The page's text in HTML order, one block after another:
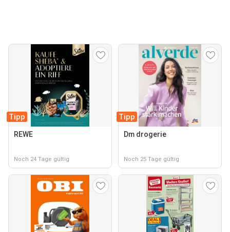
Tipp
REWE
Noch 24 Tage gültig
Tipp
Dm drogerie
Noch 25 Tage gültig